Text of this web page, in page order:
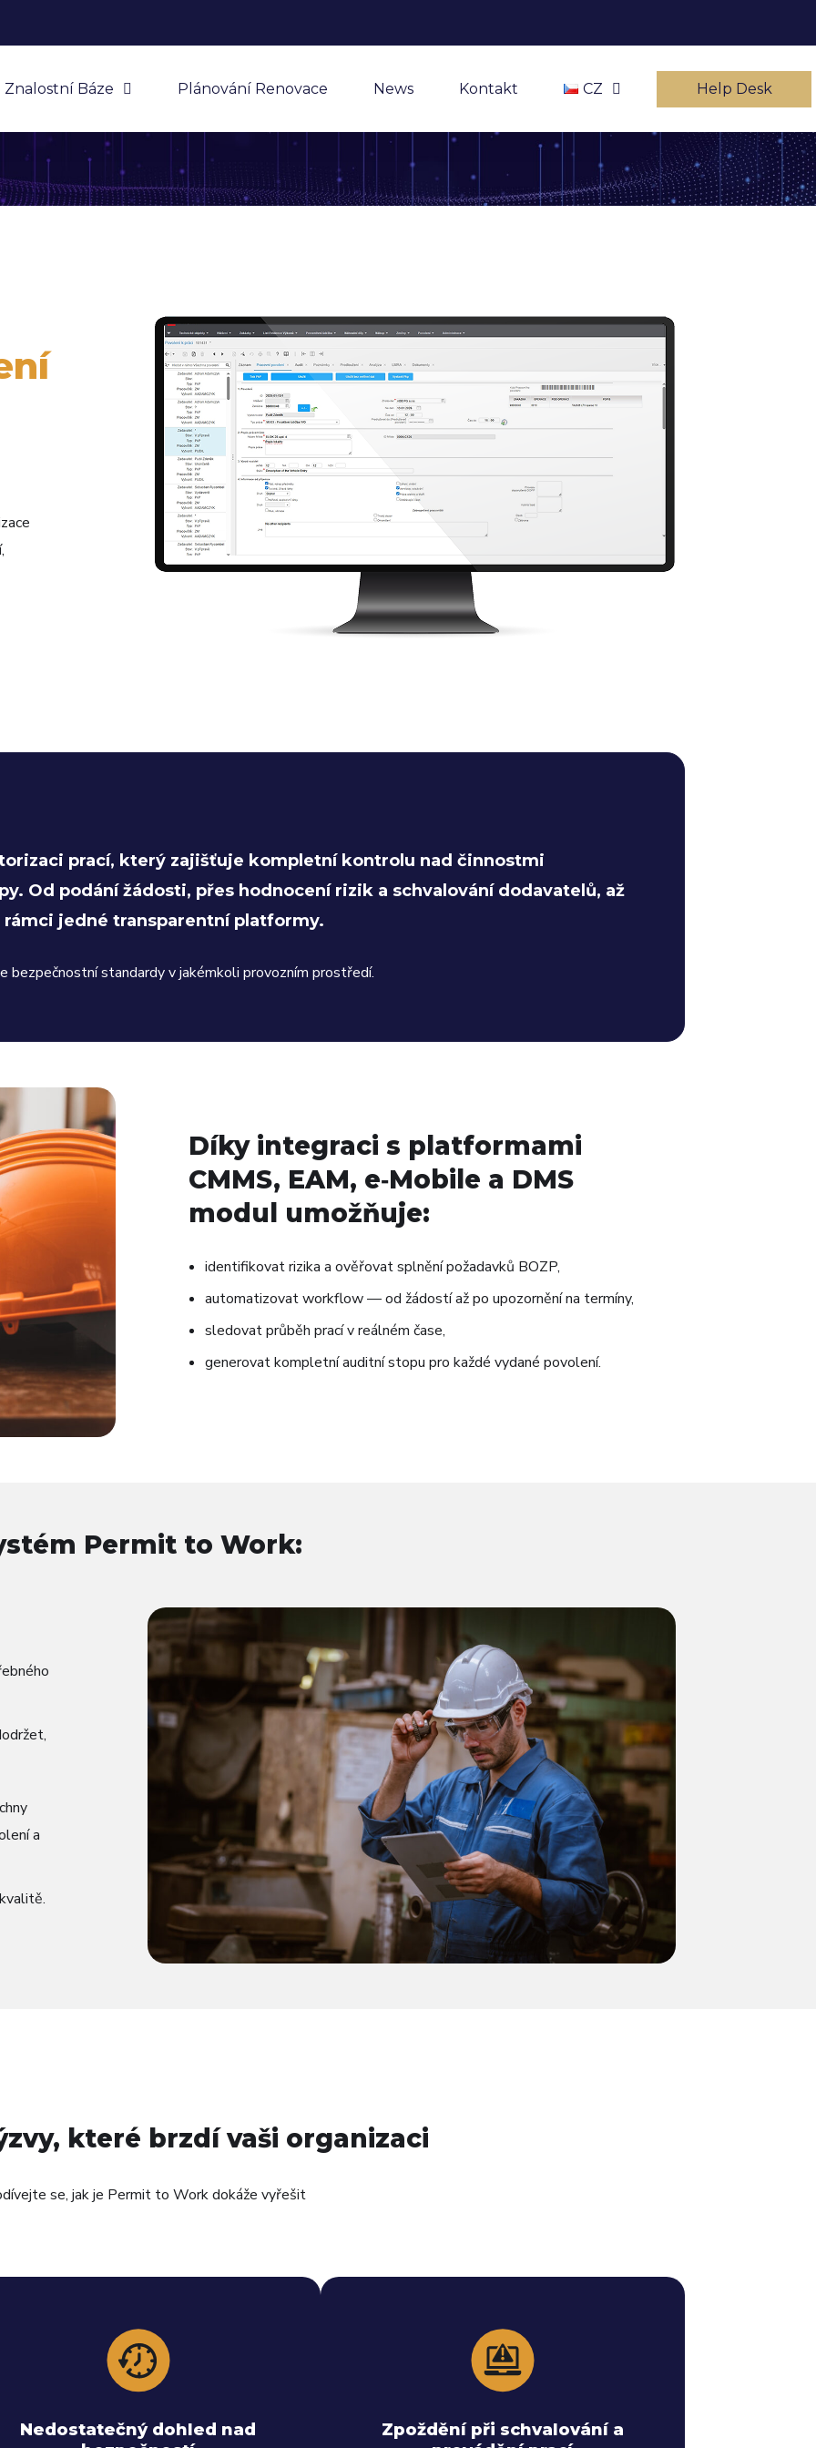
Znalostní Báze Plánování Renovace News Kontakt CZ Help Desk
prací, který zajišťuje kompletní kontrolu nad činnostmi
Od podání žádosti, přes hodnocení rizik a schvalování dodavatelů, až
jedné transparentní platformy.
bezpečnostní standardy v jakémkoli provozním prostředí.
Díky integraci s platformami
CMMS, EAM, e‑Mobile a DMS
modul umožňuje:
identifikovat rizika a ověřovat splnění požadavků BOZP,
automatizovat workflow — od žádostí až po upozornění na termíny,
sledovat průběh prací v reálném čase,
generovat kompletní auditní stopu pro každé vydané povolení.
Permit to Work:
a
které brzdí vaši organizaci
se, jak je Permit to Work dokáže vyřešit
Nedostatečný dohled nad
Systém automaticky ověřuje kvalifikace,
dodržování všech relevantních HSE postupů.
Zpoždění při schvalování a
Elektronická schválení a notifikace v reálném
čase zkracují celý proces na pouhé minuty.